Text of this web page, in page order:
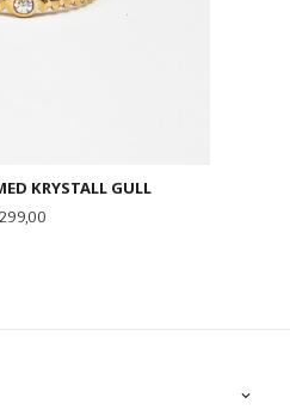
KRYSTALL GULL
Pris
299,00